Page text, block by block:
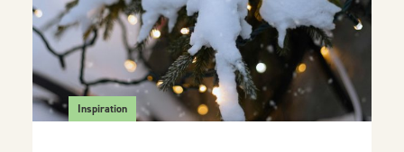
Inspiration